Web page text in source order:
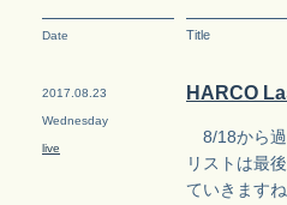
Date Title
2017.08.23
Wednesday
live
HARCO
8/18から過
リストは最
ていきます